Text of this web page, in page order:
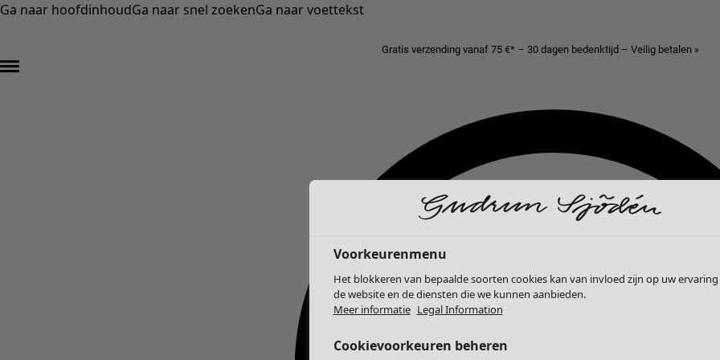
Ga naar hoofdinhoudGa naar snel zoekenGa naar voettekst
Gratis verzending vanaf 75 €* – 30 dagen bedenktijd – Veilig betalen »
Voorkeurenmenu
Het blokkeren van bepaalde soorten cookies kan van invloed zijn op uw
de website en de diensten die we kunnen aanbieden.
Meer informatie Legal Information
Cookievoorkeuren beheren